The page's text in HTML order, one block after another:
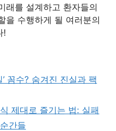
래를 설계하고 환자들의
을 수행하게 될 여러분의
!
꼼수? 숨겨진 진실과 팩
제대로 즐기는 법: 실패
간들